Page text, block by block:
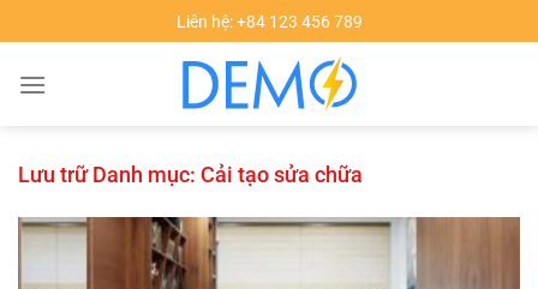
đến
nội
Liên hệ: +84 123 456 789
Lưu trữ Danh mục: Cải tạo sửa chữa